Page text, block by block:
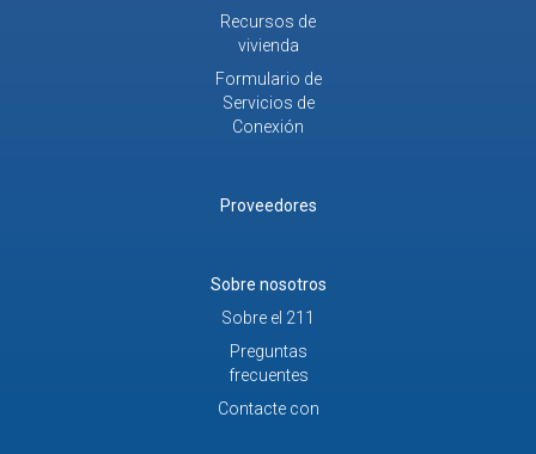
Recursos de
vivienda
Formulario de
Servicios de
Conexión
Proveedores
Sobre nosotros
Sobre el 211
Preguntas
frecuentes
Contacte con